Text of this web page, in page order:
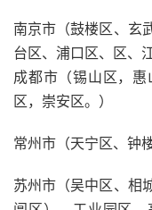
南京市（鼓楼区、玄
台区、浦口区、区、
成都市（锡山区，
区，崇安区。）
常州市（天宁区、钟
苏州市（吴中区、相